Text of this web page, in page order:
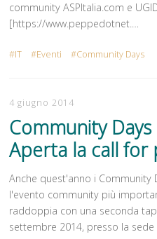
community ASPItalia.com e
[https://www.peppedotnet.…
IT Eventi Community Days
4 giugno 2014
Community
Aperta la call for
Anche quest'anno i Community
l'evento community più
raddoppia con una seconda
settembre 2014, presso la